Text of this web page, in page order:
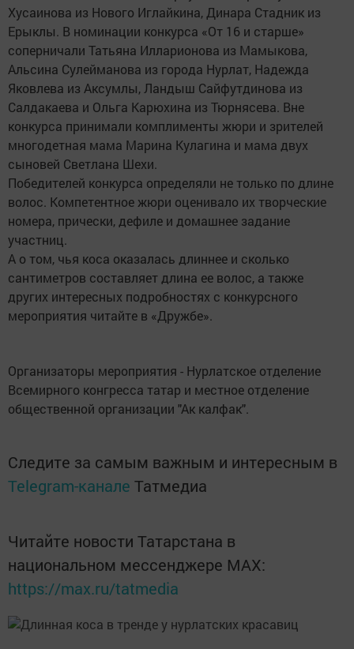
Хусаинова из Нового Иглайкина, Динара Стадник из
Ерыклы. В номинации конкурса «От 16 и старше»
соперничали Татьяна Илларионова из Мамыкова,
Альсина Сулейманова из города Нурлат, Надежда
Яковлева из Аксумлы, Ландыш Сайфутдинова из
Салдакаева и Ольга Карюхина из Тюрнясева. Вне
конкурса принимали комплименты жюри и зрителей
многодетная мама Марина Кулагина и мама двух
сыновей Светлана Шехи.
Победителей конкурса определяли не только по длине
волос. Компетентное жюри оценивало их творческие
номера, прически, дефиле и домашнее задание
участниц.
А о том, чья коса оказалась длиннее и сколько
сантиметров составляет длина ее волос, а также
других интересных подробностях с конкурсного
мероприятия читайте в «Дружбе».
Организаторы мероприятия - Нурлатское отделение
Всемирного конгресса татар и местное отделение
общественной организации "Ак калфак".
Следите за самым важным и интересным в
Telegram-канале Татмедиа
Читайте новости Татарстана в
национальном мессенджере MАХ:
https://max.ru/tatmedia